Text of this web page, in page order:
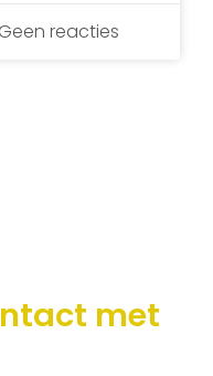
Geen reacties
met